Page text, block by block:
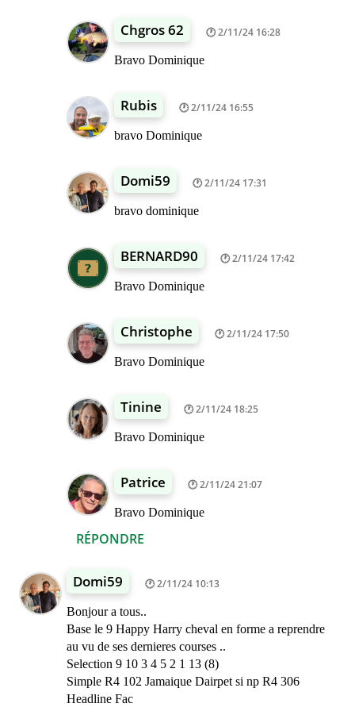
RÉPONDRE
Chgros 62 2/11/24 16:28
Bravo Dominique
Rubis 2/11/24 16:55
bravo Dominique
Domi59 2/11/24 17:31
bravo dominique
BERNARD90 2/11/24 17:42
Bravo Dominique
Christophe 2/11/24 17:50
Bravo Dominique
Tinine 2/11/24 18:25
Bravo Dominique
Patrice 2/11/24 21:07
Bravo Dominique
Domi59 2/11/24 10:13
Bonjour a tous..
Base le 9 Happy Harry cheval en forme a reprendre
au vu de ses dernieres courses ..
Selection 9 10 3 4 5 2 1 13 (8)
Simple R4 102 Jamaique Dairpet si np R4 306
Headline Fac